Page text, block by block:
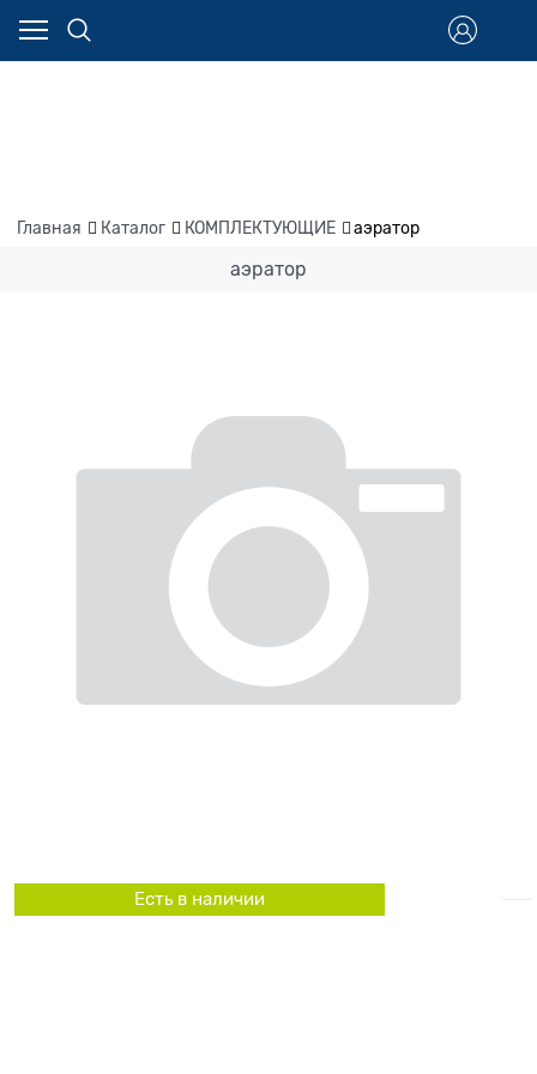
Главная Каталог КОМПЛЕКТУЮЩИЕ аэратор
аэратор
Есть в наличии